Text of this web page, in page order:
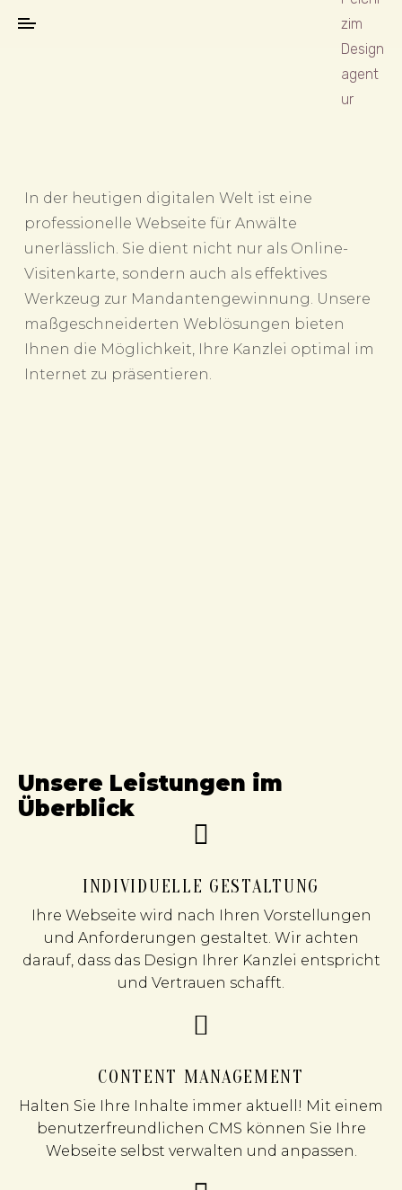
In der heutigen digitalen Welt ist eine
professionelle Webseite für Anwälte
unerlässlich. Sie dient nicht nur als Online-
Visitenkarte, sondern auch als effektives
Werkzeug zur Mandantengewinnung. Unsere
maßgeschneiderten Weblösungen bieten
Ihnen die Möglichkeit, Ihre Kanzlei optimal im
Internet zu präsentieren.
Unsere Leistungen im
Überblick
INDIVIDUELLE GESTALTUNG
Ihre Webseite wird nach Ihren Vorstellungen
und Anforderungen gestaltet. Wir achten
darauf, dass das Design Ihrer Kanzlei entspricht
und Vertrauen schafft.
CONTENT MANAGEMENT
Halten Sie Ihre Inhalte immer aktuell! Mit einem
benutzerfreundlichen CMS können Sie Ihre
Webseite selbst verwalten und anpassen.